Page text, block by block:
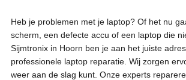
Heb je problemen met je laptop? Of het nu
scherm, een defecte accu of een laptop die
Sijmtronix in Hoorn ben je aan het juiste
professionele laptop reparatie. Wij zorgen
weer aan de slag kunt. Onze experts